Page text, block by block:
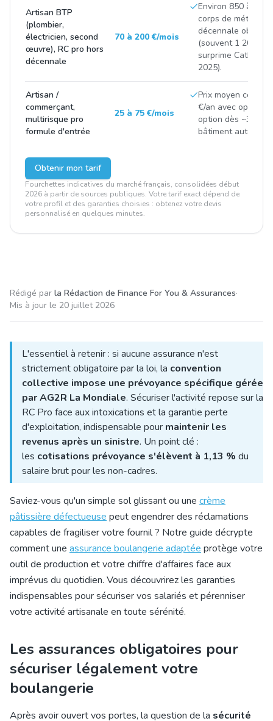
Artisan BTP
(plombier,
électricien, second
œuvre), RC pro hors
décennale
70 à 200 €/mois
Environ 850 à 2
corps de métier et
décennale
(souvent 1 200 à
surprime CatNat
2025).
Artisan /
commerçant,
multirisque pro
formule d'entrée
25 à 75 €/mois
Prix moyen
€/an avec options
option dès ~300
bâtiment autour
Obtenir mon tarif
Fourchettes indicatives du marché français, consolidées début
2026 à partir de sources publiques. Votre tarif exact dépend de
votre profil et des garanties choisies : obtenez votre devis
personnalisé en quelques minutes.
Rédigé par la Rédaction de Finance For You & Assurances·
Mis à jour le 20 juillet 2026
L'essentiel à retenir : si aucune assurance n'est
strictement obligatoire par la loi, la convention
collective impose une prévoyance spécifique gérée
par AG2R La Mondiale. Sécuriser l'activité repose sur la
RC Pro face aux intoxications et la garantie perte
d'exploitation, indispensable pour maintenir les
revenus après un sinistre. Un point clé :
les cotisations prévoyance s'élèvent à 1,13 % du
salaire brut pour les non-cadres.
Saviez-vous qu'un simple sol glissant ou une crème
pâtissière défectueuse peut engendrer des réclamations
capables de fragiliser votre fournil ? Notre guide décrypte
comment une assurance boulangerie adaptée protège votre
outil de production et votre chiffre d'affaires face aux
imprévus du quotidien. Vous découvrirez les garanties
indispensables pour sécuriser vos salariés et pérenniser
votre activité artisanale en toute sérénité.
Les assurances obligatoires pour
sécuriser légalement votre
boulangerie
Après avoir ouvert vos portes, la question de la sécurité